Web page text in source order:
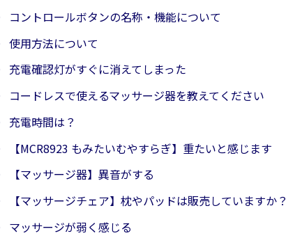
コントロールボタンの名称・機能について
使用方法について
充電確認灯がすぐに消えてしまった
コードレスで使えるマッサージ器を教えてください
充電時間は？
【MCR8923 もみたいむやすらぎ】重たいと感じます
【マッサージ器】異音がする
【マッサージチェア】枕やパッドは販売していますか？
マッサージが弱く感じる